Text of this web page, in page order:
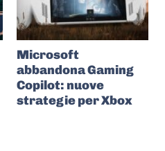
Microsoft
abbandona Gaming
Copilot: nuove
strategie per Xbox